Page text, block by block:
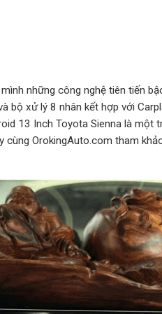
những công nghệ tiên tiến
bộ xử lý 8 nhân kết hợp với
13 Inch Toyota Sienna là một
OrokingAuto.com tham